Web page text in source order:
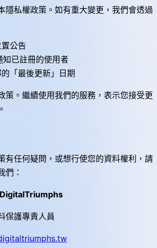
隱私權政策。如有重大變更，我們會透過
公告
已註冊的使用者
「最後更新」日期
策。繼續使用我們的服務，表示您接受更
有任何疑問，或想行使您的資料權利，請
們：
DigitalTriumphs
保護專責人員